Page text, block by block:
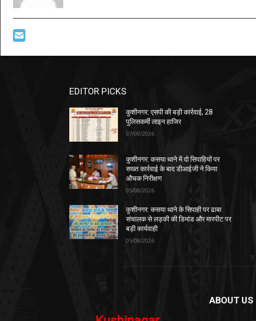
EDITOR PICKS
कुशीनगर: एसपी की बड़ी कार्रवाई, 28
पुलिसकर्मी लाइन हाजिर
07/08/2026
कुशीनगर: कसया थाने में दो सिपाहियों पर
सख्त कार्रवाई के बाद डीआईजी ने किया
औचक निरीक्षण
05/08/2026
कुशीनगर: कसया थाने के सिपाही पर ढाबा
संचालक से लड़की की डिमांड और मारपीट पर
बड़ी कार्यवाही
05/08/2026
ABOUT US